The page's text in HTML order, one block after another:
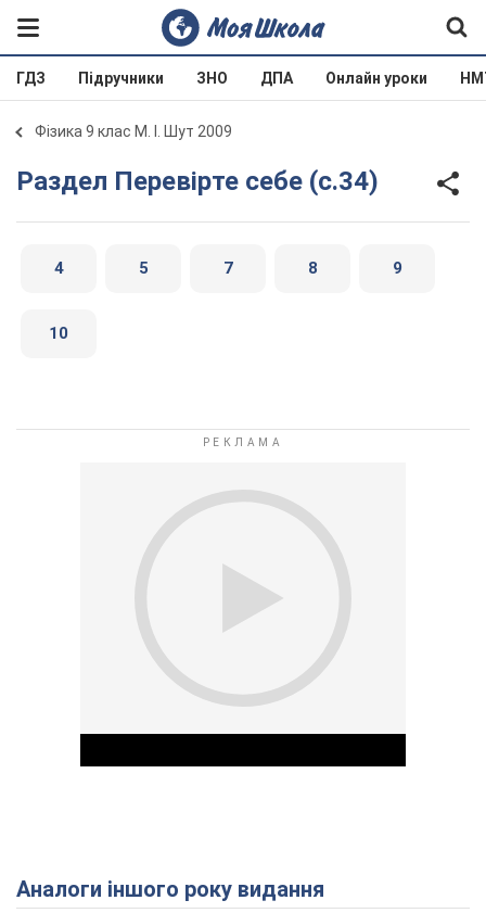
ГДЗ Підручники ЗНО ДПА Онлайн уроки
Фізика 9 клас М. І. Шут 2009
Раздел Перевірте себе (с.34)
4 5 7 8 9
10
Play Video
Аналоги іншого року видання